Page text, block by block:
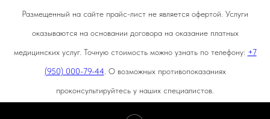
Размещенный на сайте прайс-лист не является офертой. Услуги
оказываются на основании договора на оказание платных
медицинских услуг. Точную стоимость можно узнать по телефону: +7
(950) 000-79-44. О возможных противопоказаниях
проконсультируйтесь у наших специалистов.